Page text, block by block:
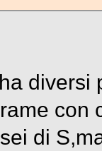
diversi
con
di